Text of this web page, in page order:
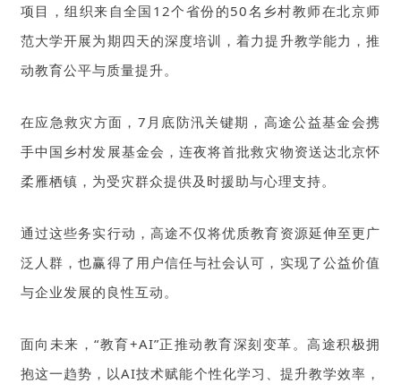
项目，组织来自全国12个省份的50名乡村教师在北京师
范大学开展为期四天的深度培训，着力提升教学能力，推
动教育公平与质量提升。
在应急救灾方面，7月底防汛关键期，高途公益基金会携
手中国乡村发展基金会，连夜将首批救灾物资送达北京怀
柔雁栖镇，为受灾群众提供及时援助与心理支持。
通过这些务实行动，高途不仅将优质教育资源延伸至更广
泛人群，也赢得了用户信任与社会认可，实现了公益价值
与企业发展的良性互动。
面向未来，“教育+AI”正推动教育深刻变革。高途积极拥
抱这一趋势，以AI技术赋能个性化学习、提升教学效率，